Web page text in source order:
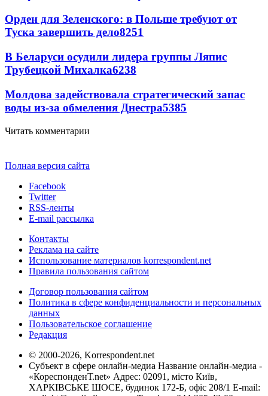
Орден для Зеленского: в Польше требуют от
Туска завершить дело8251
В Беларуси осудили лидера группы Ляпис
Трубецкой Михалка6238
Молдова задействовала стратегический запас
воды из-за обмеления Днестра5385
Читать комментарии
Полная версия сайта
Facebook
Twitter
RSS-ленты
E-mail рассылка
Контакты
Реклама на сайте
Использование материалов korrespondent.net
Правила пользования сайтом
Договор пользования сайтом
Политика в сфере конфиденциальности и персональных
данных
Пользовательское соглашение
Редакция
© 2000-2026, Korrespondent.net
Субъект в сфере онлайн-медиа Название онлайн-медиа -
«КореспонденТ.net» Адрес: 02091, місто Київ,
ХАРКІВСЬКЕ ШОСЕ, будинок 172-Б, офіс 208/1 E-mail: